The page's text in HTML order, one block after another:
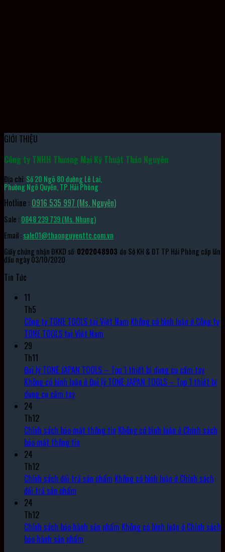
GIỚI THIỆU
Công ty TNHH Thương Mại Kỹ Thuật Thảo Nguyên
Địa chỉ:Số 20 Ngõ 80 đường Lê Lai,
Phường Ngô Quyền, TP. Hải Phòng
Hotline : 0916 535 997 (Ms. Nguyên)
Sale :0848 239 739 (Ms. Nhung)
Email :sale01@thaonguyenttc.com.vn
Giấy chứng nhận ĐKKD số:0202048903 do Sở KH & ĐT TP Hải Phòng cấp lần
đầu ngày 03/10/2020
Tin Tức
11
Th5
Công ty TONE TOOLS tại Việt Nam Không có bình luận ở Công ty
TONE TOOLS tại Việt Nam
29
Th11
Đại lý TONE JAPAN TOOLS – Top 1 thiết bị dụng cụ cầm tay
Không có bình luận ở Đại lý TONE JAPAN TOOLS – Top 1 thiết bị
dụng cụ cầm tay
24
Th12
Chính sách bảo mật thông tin Không có bình luận ở Chính sách
bảo mật thông tin
24
Th12
Chính sách đổi trả sản phẩm Không có bình luận ở Chính sách
đổi trả sản phẩm
24
Th12
Chính sách bảo hành sản phẩm Không có bình luận ở Chính sách
bảo hành sản phẩm